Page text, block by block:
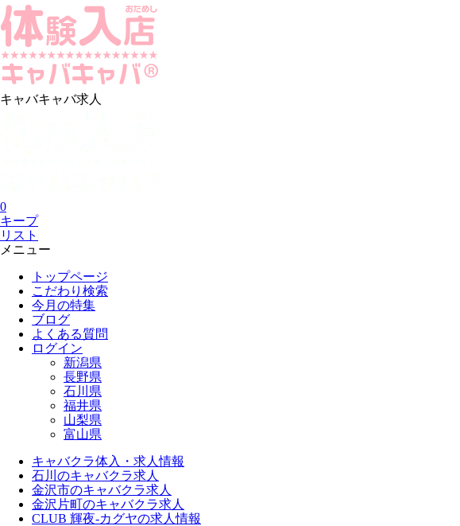
キャバキャバ求人
0
キープ
リスト
メニュー
トップページ
こだわり検索
今月の特集
ブログ
よくある質問
ログイン
新潟県
長野県
石川県
福井県
山梨県
富山県
キャバクラ体入・求人情報
石川のキャバクラ求人
金沢市のキャバクラ求人
金沢片町のキャバクラ求人
CLUB 輝夜-カグヤの求人情報